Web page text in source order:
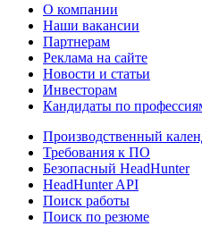
О компании
Наши вакансии
Партнерам
Реклама на сайте
Новости и статьи
Инвесторам
Кандидаты по
Производственный
Требования к ПО
Безопасный HeadHunter
HeadHunter API
Поиск работы
Поиск по резюме